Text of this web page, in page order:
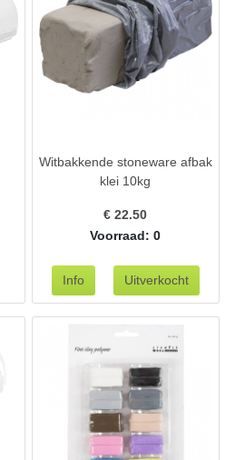
Witbakkende stoneware afbak
klei 10kg
€22.50
Voorraad: 0